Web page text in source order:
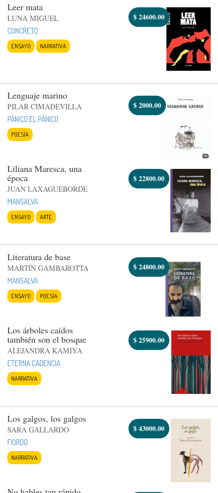
Leer mata
LUNA MIGUEL
CONCRETO
ENSAYO NARRATIVA
$24600.00
Lenguaje marino
PILAR CIMADEVILLA
PÁNICO EL PÁNICO
POESÍA
$2000.00
Liliana Maresca, una
época
JUAN LAXAGUEBORDE
MANSALVA
ENSAYO ARTE
$22800.00
Literatura de base
MARTÍN GAMBAROTTA
MANSALVA
ENSAYO POESÍA
$24800.00
Los árboles caídos
también son el bosque
ALEJANDRA KAMIYA
ETERNA CADENCIA
NARRATIVA
$25900.00
Los galgos, los galgos
SARA GALLARDO
FIORDO
NARRATIVA
$43000.00